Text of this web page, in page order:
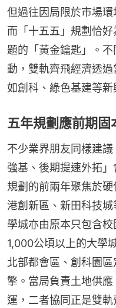
但過往因局限於市場環
而「十五五」規劃恰
題的「黃金鑰匙」。
動，雙軌齊飛經濟透
如創科、綠色基建等新
五年規劃應前期固
不少業界朋友同樣建
強基、後期提速外拓
規劃的前兩年聚焦於
港創新區、新田科技
學城亦由原本只包含
1,000公頃以上的大學
北部都會區、創科園區
擎。當局負責土地供
運，二者協同正是雙